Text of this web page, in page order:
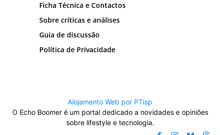
Ficha Técnica e Contactos
Sobre críticas e análises
Guia de discussão
Política de Privacidade
Alojamento Web por PTisp
O Echo Boomer é um portal dedicado a novidades e opiniões
sobre lifestyle e tecnologia.